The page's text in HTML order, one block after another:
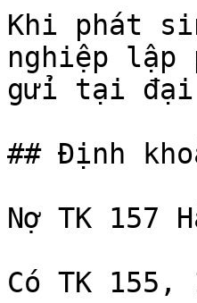
Khi phát
nghiệp lập
gửi tại
## Định
Nợ TK 157
Có TK 155,